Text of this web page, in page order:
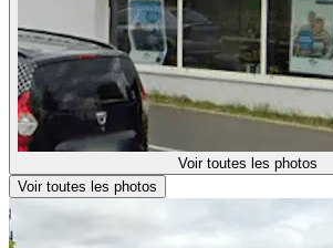
Voir toutes les photos
Voir toutes les photos